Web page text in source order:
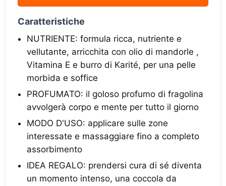
Caratteristiche
NUTRIENTE: formula ricca, nutriente e
vellutante, arricchita con olio di mandorle ,
Vitamina E e burro di Karité, per una pelle
morbida e soffice
PROFUMATO: il goloso profumo di fragolina
avvolgerà corpo e mente per tutto il giorno
MODO D'USO: applicare sulle zone
interessate e massaggiare fino a completo
assorbimento
IDEA REGALO: prendersi cura di sé diventa
un momento intenso, una coccola da